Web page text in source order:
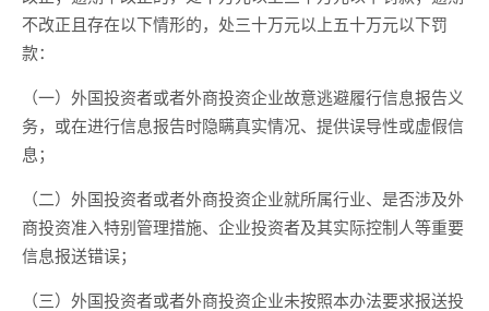
不改正且存在以下情形的，处三十万元以上五十万元以下罚
款：
（一）外国投资者或者外商投资企业故意逃避履行信息报告义
务，或在进行信息报告时隐瞒真实情况、提供误导性或虚假信
息；
（二）外国投资者或者外商投资企业就所属行业、是否涉及外
商投资准入特别管理措施、企业投资者及其实际控制人等重要
信息报送错误；
（三）外国投资者或者外商投资企业未按照本办法要求报送投